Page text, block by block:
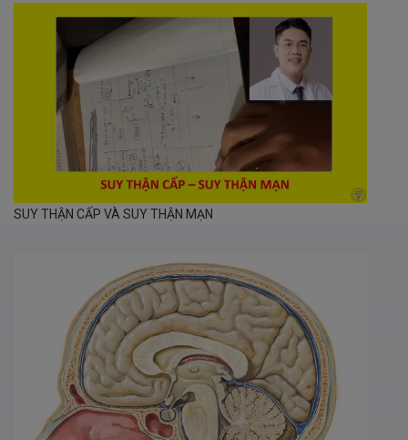
SUY THẬN CẤP VÀ SUY THẬN MẠN